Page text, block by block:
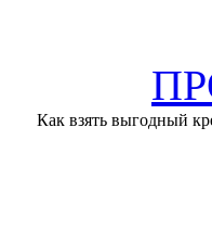
Как взять выгодный